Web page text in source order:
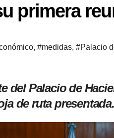
primera
, #medidas, #Palacio
del Palacio de
de ruta presentada.